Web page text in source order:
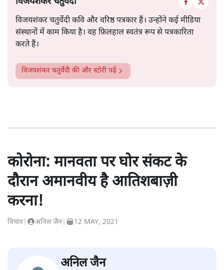
संस्थानों में काम किया है। वह फ़िलहाल स्वतंत्र रूप से पत्रकारिता
करते हैं।
विजयशंकर चतुर्वेदी की और स्टोरी पढ़ें